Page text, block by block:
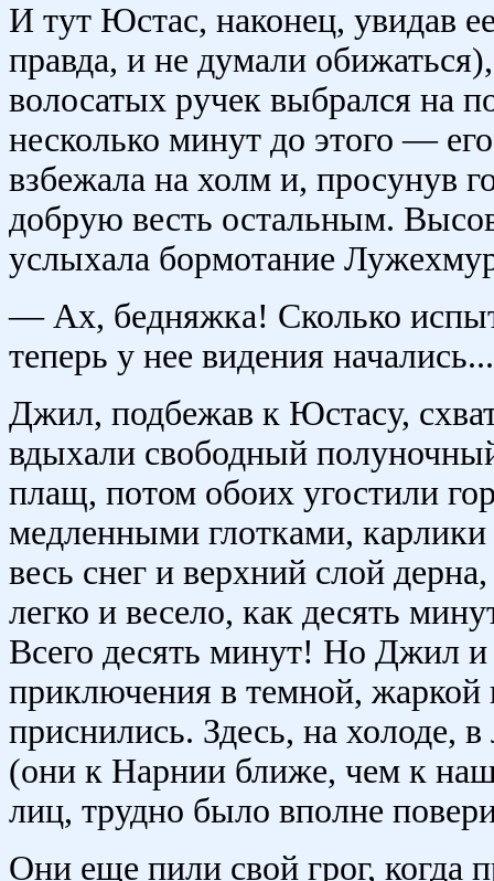
И тут Юстас, наконец, увидав
правда, и не думали
волосатых ручек выбрался на
несколько минут до этого —
взбежала на холм и, просунув
добрую весть остальным.
услыхала бормотание
— Ах, бедняжка! Сколько
теперь у нее видения начались...
Джил, подбежав к Юстасу,
вдыхали свободный
плащ, потом обоих угостили
медленными глотками,
весь снег и верхний слой
легко и весело, как десять
Всего десять минут! Но Джил
приключения в темной,
приснились. Здесь, на холоде,
(они к Нарнии ближе, чем к
лиц, трудно было вполне
Они еще пили свой грог, когда